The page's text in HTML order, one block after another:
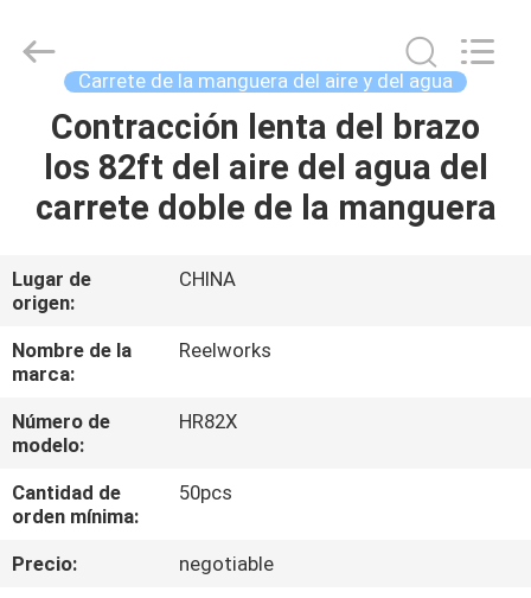
HOGAR
PRODUCTOS
VÍDEOS
SOBRE
NOSOTROS
POR
LA
Carrete de la manguera del aire y del agua
Contracción lenta del brazo
los 82ft del aire del agua del
carrete doble de la manguera
Lugar de
origen:
CHINA
Nombre de la
marca:
Reelworks
Número de
modelo:
HR82X
Cantidad de
orden mínima:
50pcs
Precio:
negotiable